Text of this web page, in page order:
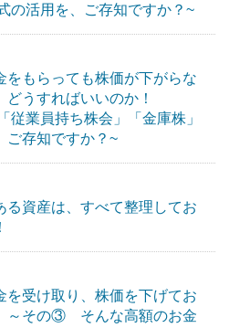
の活用を、ご存知ですか？~
をもらっても株価が下がらな
どうすればいいのか！
従業員持ち株会」「金庫株」
ご存知ですか？~
る資産は、すべて整理してお
を受け取り、株価を下げてお
～その③ そんな高額のお金